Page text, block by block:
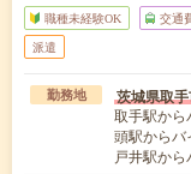
職種未経験OK 交通
派遣
勤務地 茨城県取
取手駅から
頭駅からバ
戸井駅か